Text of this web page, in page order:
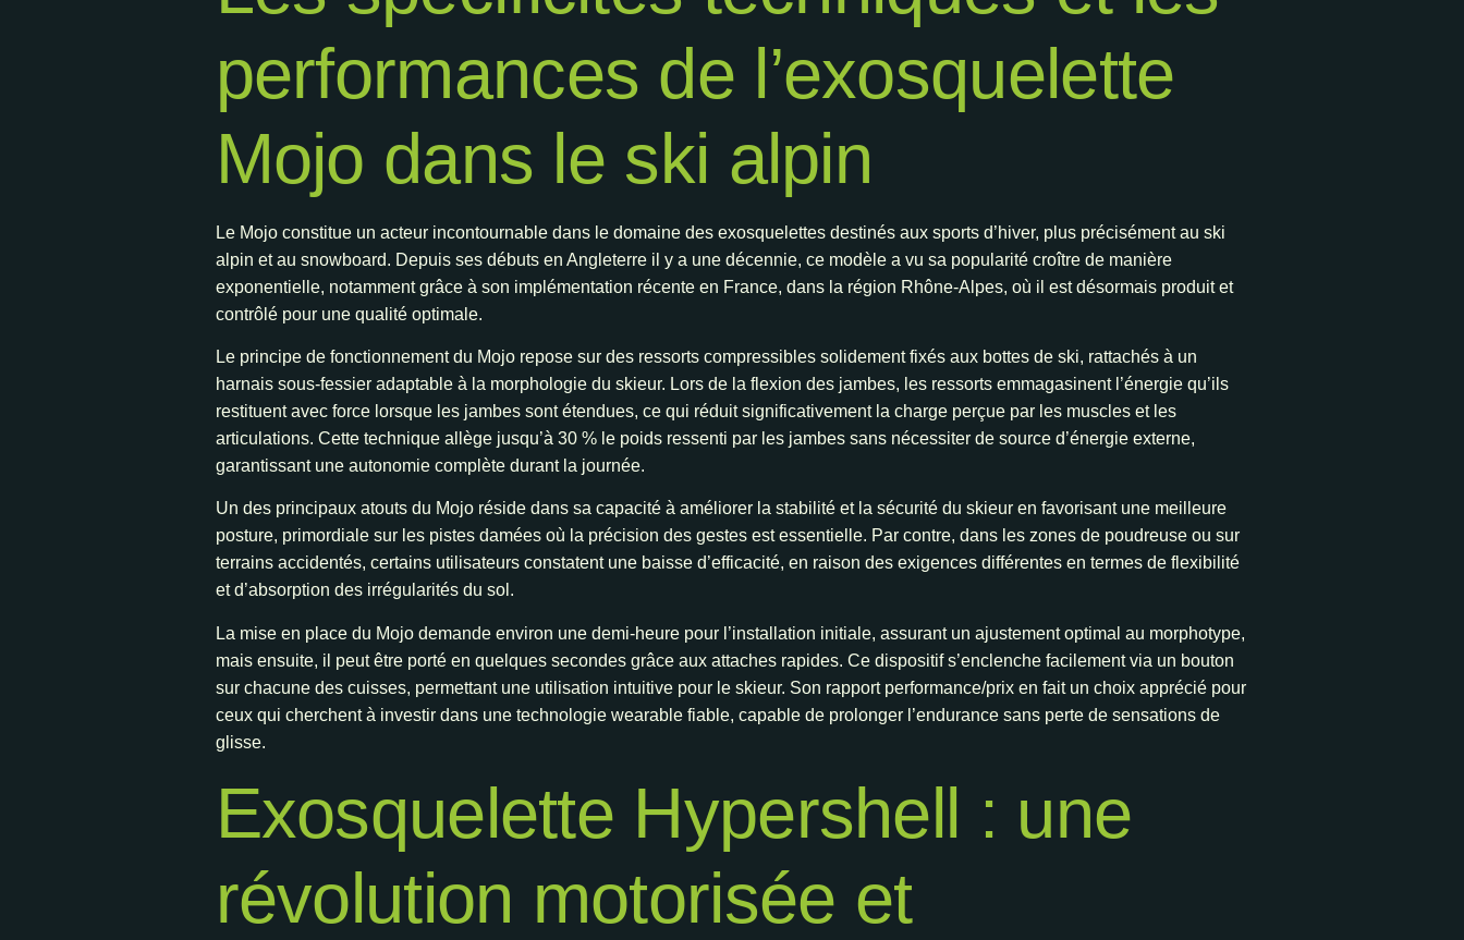
performances de l’exosquelette
Mojo dans le ski alpin
Le Mojo constitue un acteur incontournable dans le domaine des exosquelettes destinés aux sports d’hiver, plus précisément au ski
alpin et au snowboard. Depuis ses débuts en Angleterre il y a une décennie, ce modèle a vu sa popularité croître de manière
exponentielle, notamment grâce à son implémentation récente en France, dans la région Rhône-Alpes, où il est désormais produit et
contrôlé pour une qualité optimale.
Le principe de fonctionnement du Mojo repose sur des ressorts compressibles solidement fixés aux bottes de ski, rattachés à un
harnais sous-fessier adaptable à la morphologie du skieur. Lors de la flexion des jambes, les ressorts emmagasinent l’énergie qu’ils
restituent avec force lorsque les jambes sont étendues, ce qui réduit significativement la charge perçue par les muscles et les
articulations. Cette technique allège jusqu’à 30 % le poids ressenti par les jambes sans nécessiter de source d’énergie externe,
garantissant une autonomie complète durant la journée.
Un des principaux atouts du Mojo réside dans sa capacité à améliorer la stabilité et la sécurité du skieur en favorisant une meilleure
posture, primordiale sur les pistes damées où la précision des gestes est essentielle. Par contre, dans les zones de poudreuse ou sur
terrains accidentés, certains utilisateurs constatent une baisse d’efficacité, en raison des exigences différentes en termes de flexibilité
et d’absorption des irrégularités du sol.
La mise en place du Mojo demande environ une demi-heure pour l’installation initiale, assurant un ajustement optimal au morphotype,
mais ensuite, il peut être porté en quelques secondes grâce aux attaches rapides. Ce dispositif s’enclenche facilement via un bouton
sur chacune des cuisses, permettant une utilisation intuitive pour le skieur. Son rapport performance/prix en fait un choix apprécié pour
ceux qui cherchent à investir dans une technologie wearable fiable, capable de prolonger l’endurance sans perte de sensations de
glisse.
Exosquelette Hypershell : une
révolution motorisée et